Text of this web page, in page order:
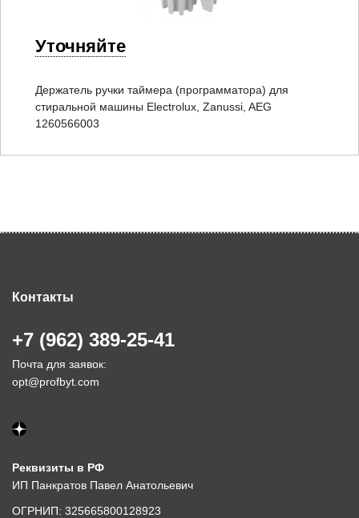
Уточняйте
Держатель ручки таймера (программатора) для
стиральной машины Electrolux, Zanussi, AEG
1260566003
Контакты
+7 (962) 389-25-41
Почта для заявок:
opt@profbyt.com
Реквизиты в РФ
ИП Панкратов Павел Анатольевич
ОГРНИП: 325665800128923